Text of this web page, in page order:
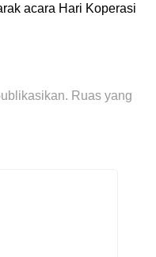
acara Hari Koperasi
Ruas yang